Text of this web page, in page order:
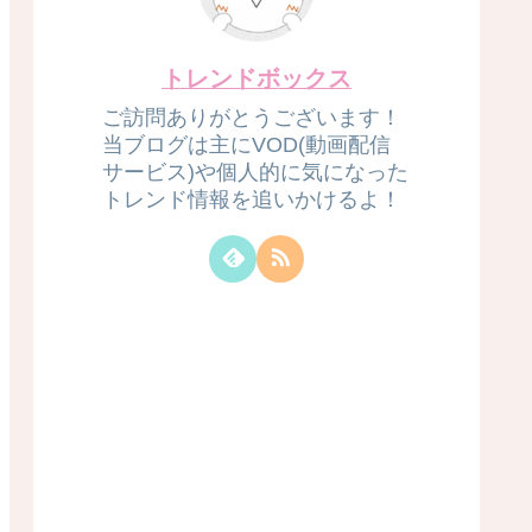
トレンドボックス
ご訪問ありがとうございます！
当ブログは主にVOD(動画配信
サービス)や個人的に気になった
トレンド情報を追いかけるよ！